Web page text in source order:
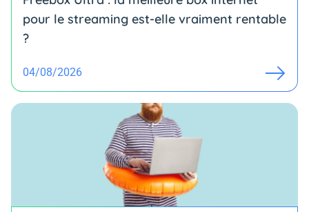
pour le streaming est-elle vraiment rentable
?
04/08/2026